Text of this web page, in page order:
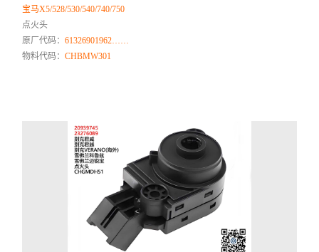
宝马X5/528/530/540/740/750
点火头
原厂代码：61326901962……
物料代码：CHBMW301